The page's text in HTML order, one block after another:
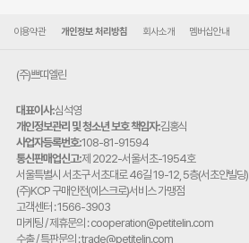
이용약관 개인정보 처리방침 회사소개 멤버십안내
(주)쁘띠엘린
대표이사:심석영
개인정보관리 및 청소년 보호 책임자:김홍식
사업자등록번호:108-81-91594
통신판매업신고:제 2022-서울서초-1954호
주
소:
서울특별시 서초구 서초대로 46길 19-12, 5층(서초안빌딩)
(주)KCP 구매안전(에스크로)서비스 가맹점
고객센터 : 1566-3903
마케팅 / 제휴문의 : cooperation@petitelin.com
수출 / 특판문의 : trade@petitelin.com